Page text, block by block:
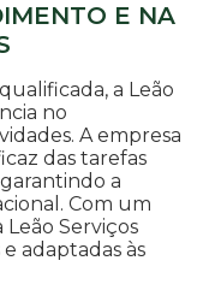
E NA
a Leão
no
A empresa
das tarefas
a
Com um
Serviços
adaptadas às